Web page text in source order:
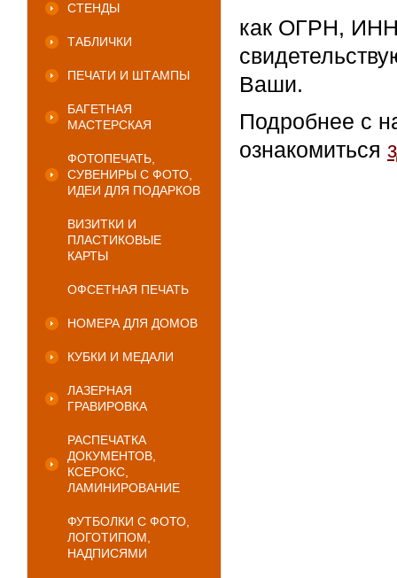
СТЕНДЫ
ТАБЛИЧКИ
ПЕЧАТИ И ШТАМПЫ
БАГЕТНАЯ
МАСТЕРСКАЯ
ФОТОПЕЧАТЬ,
СУВЕНИРЫ С ФОТО,
ИДЕИ ДЛЯ ПОДАРКОВ
ВИЗИТКИ И
ПЛАСТИКОВЫЕ
КАРТЫ
ОФСЕТНАЯ ПЕЧАТЬ
НОМЕРА ДЛЯ ДОМОВ
КУБКИ И МЕДАЛИ
ЛАЗЕРНАЯ
ГРАВИРОВКА
РАСПЕЧАТКА
ДОКУМЕНТОВ,
КСЕРОКС,
ЛАМИНИРОВАНИЕ
ФУТБОЛКИ С ФОТО,
ЛОГОТИПОМ,
НАДПИСЯМИ
как ОГРН, ИНН
Ваши.
Подробнее с
ознакомиться